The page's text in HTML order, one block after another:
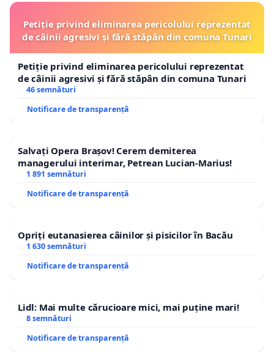
Petiție privind eliminarea pericolului reprezentat
de câinii agresivi și fără stăpân din comuna Tunari
Petiție privind eliminarea pericolului reprezentat
de câinii agresivi și fără stăpân din comuna Tunari
46 semnături
Notificare de transparență
Salvați Opera Brașov! Cerem demiterea
managerului interimar, Petrean Lucian-Marius!
1 891 semnături
Notificare de transparență
Opriți eutanasierea câinilor și pisicilor în Bacău
1 630 semnături
Notificare de transparență
Lidl: Mai multe cărucioare mici, mai puține mari!
8 semnături
Notificare de transparență